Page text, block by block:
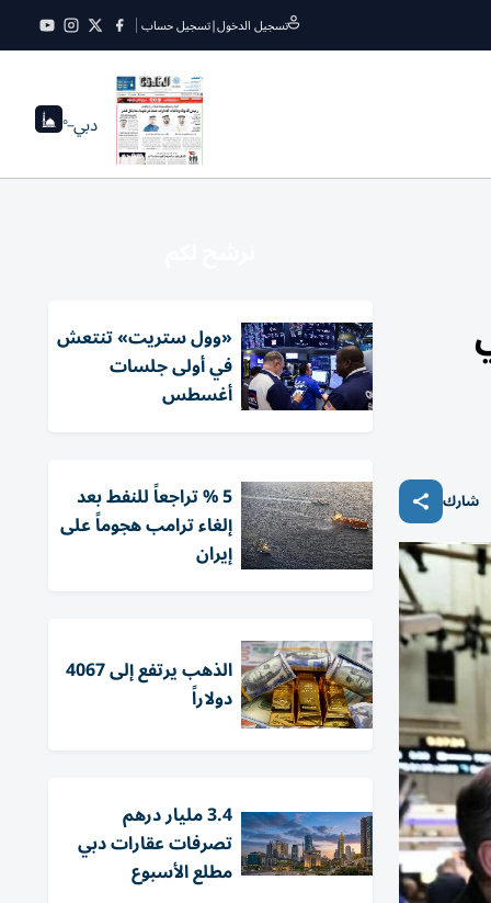
تسجيل الدخول|تسجيل حساب
دبي--°
شارك
«وول ستريت» تنتعش
في أولى جلسات
أغسطس
5 % تراجعاً للنفط بعد
إلغاء ترامب هجوماً على
إيران
الذهب يرتفع إلى 4067
دولاراً
3.4 مليار درهم
تصرفات عقارات دبي
مطلع الأسبوع